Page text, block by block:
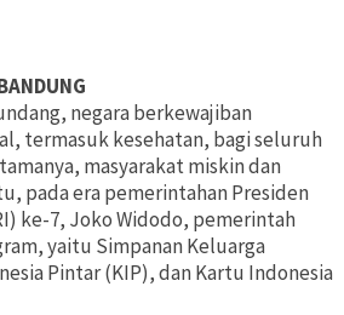
negara berkewajiban
termasuk kesehatan, bagi seluruh
masyarakat miskin dan
pada era pemerintahan Presiden
ke-7, Joko Widodo, pemerintah
yaitu Simpanan Keluarga
Pintar (KIP), dan Kartu Indonesia